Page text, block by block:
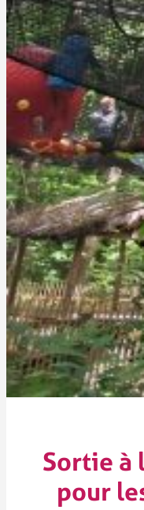
Sortie à
pour